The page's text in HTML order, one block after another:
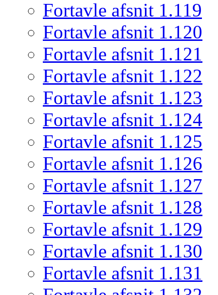
Fortavle afsnit 1.119
Fortavle afsnit 1.120
Fortavle afsnit 1.121
Fortavle afsnit 1.122
Fortavle afsnit 1.123
Fortavle afsnit 1.124
Fortavle afsnit 1.125
Fortavle afsnit 1.126
Fortavle afsnit 1.127
Fortavle afsnit 1.128
Fortavle afsnit 1.129
Fortavle afsnit 1.130
Fortavle afsnit 1.131